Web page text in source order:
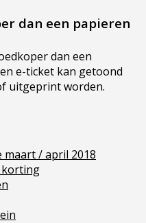
dan een papieren
dan een
e-ticket kan getoond
uitgeprint worden.
/ april 2018
korting